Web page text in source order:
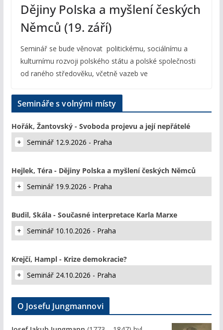
Dějiny Polska a myšlení českých
Němců (19. září)
Seminář se bude věnovat politickému, sociálnímu a
kulturnímu rozvoji polského státu a polské společnosti
od raného středověku, včetně vazeb ve
Semináře s volnými místy
Hořák, Žantovský - Svoboda projevu a její nepřátelé
Seminář 12.9.2026 - Praha
Hejlek, Téra - Dějiny Polska a myšlení českých Němců
Seminář 19.9.2026 - Praha
Budil, Skála - Současné interpretace Karla Marxe
Seminář 10.10.2026 - Praha
Krejčí, Hampl - Krize demokracie?
Seminář 24.10.2026 - Praha
O Josefu Jungmannovi